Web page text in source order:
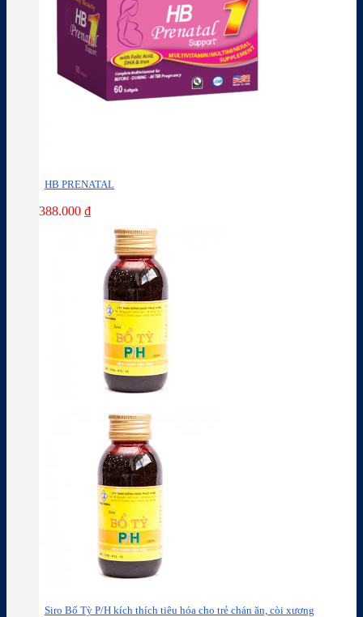
HB PRENATAL
388.000 ₫
Siro Bổ Tỳ P/H kích thích tiêu hóa cho trẻ chán ăn, còi xương